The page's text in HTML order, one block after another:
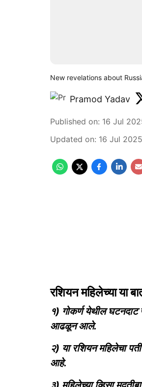
New revelations about
Pramod Yadav
Published on: 16 Jul
Updated on: 16 Jul
रशियन महिलेच्या या
१) गोकर्ण येथील घटनदाट
आढळून आले.
२) या रशियन महिलेचा
आहे.